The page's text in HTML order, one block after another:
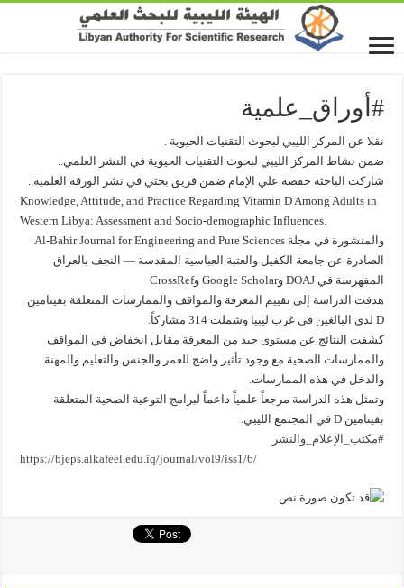
#أوراق_علمية
نقلا عن المركز الليبي لبحوث التقنيات الحيوية .
ضمن نشاط المركز الليبي لبحوث التقنيات الحيوية في النشر العلمي..
شاركت الباحثة حفصة علي الإمام ضمن فريق بحثي في نشر الورقة العلمية..
Knowledge, Attitude, and Practice Regarding Vitamin D Among Adults in
Western Libya: Assessment and Socio-demographic Influences.
والمنشورة في مجلة Al-Bahir Journal for Engineering and Pure Sciences
الصادرة عن جامعة الكفيل والعتبة العباسية المقدسة — النجف بالعراق
المفهرسة في DOAJ وGoogle Scholar وCrossRef
هدفت الدراسة إلى تقييم المعرفة والمواقف والممارسات المتعلقة بفيتامين
D لدى البالغين في غرب ليبيا وشملت 314 مشاركاً.
كشفت النتائج عن مستوى جيد من المعرفة مقابل انخفاض في المواقف
والممارسات الصحية مع وجود تأثير واضح للعمر والجنس والتعليم والمهنة
والدخل في هذه الممارسات.
وتمثل هذه الدراسة مرجعاً علمياً داعماً لبرامج التوعية الصحية المتعلقة
بفيتامين D في المجتمع الليبي.
#مكتب_الإعلام_والنشر
https://bjeps.alkafeel.edu.iq/journal/vol9/iss1/6/